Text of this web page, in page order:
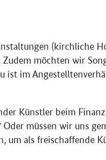
(kirchliche
möchten wir
ist im
Künstler beim
müssen wir uns
um als freischaffende